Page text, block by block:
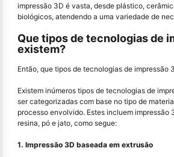
impressão 3D é vasta, desde plástico,
biológicos, atendendo a uma variedade de
Que tipos de tecnologias de
existem?
Então, que tipos de tecnologias de impressão
Existem inúmeros tipos de tecnologias de
ser categorizadas com base no tipo de
processo envolvido. Estes incluem impressão
resina, pó e jato, como segue:
1. Impressão 3D baseada em extrusão